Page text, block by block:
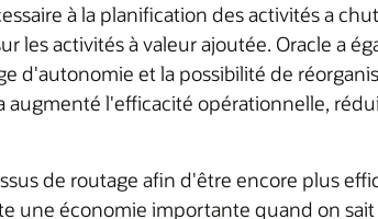
à la planification des activités a
activités à valeur ajoutée. Oracle a
d'autonomie et la possibilité de
l'efficacité opérationnelle,
de routage afin d'être encore plus
une économie importante quand on